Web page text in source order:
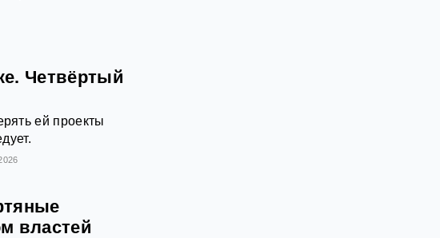
Четвёртый
ей проекты
властей